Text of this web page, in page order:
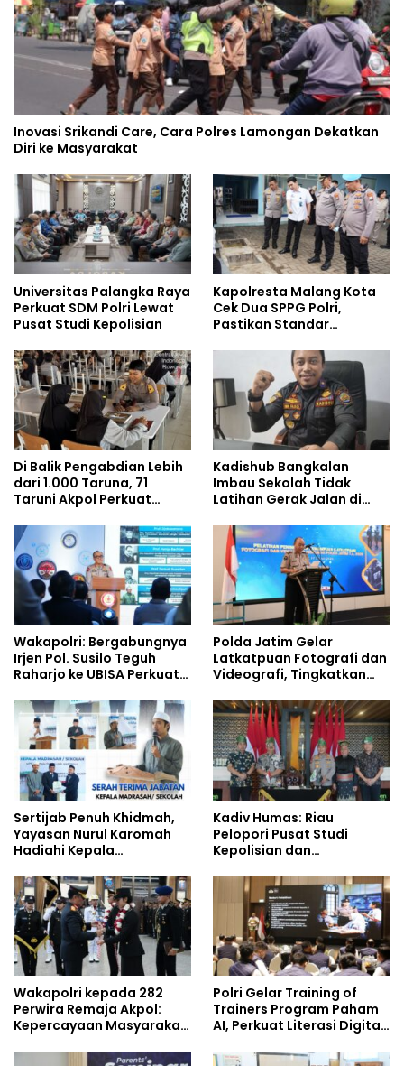
Inovasi Srikandi Care, Cara Polres Lamongan Dekatkan
Diri ke Masyarakat
Universitas Palangka Raya
Perkuat SDM Polri Lewat
Pusat Studi Kepolisian
Kapolresta Malang Kota
Cek Dua SPPG Polri,
Pastikan Standar
Pengelolaan Limbah
Berjalan Optimal
Di Balik Pengabdian Lebih
dari 1.000 Taruna, 71
Taruni Akpol Perkuat
Siswa Sekolah Rakyat
Kadishub Bangkalan
Imbau Sekolah Tidak
Latihan Gerak Jalan di
Wakapolri: Bergabungnya
Irjen Pol. Susilo Teguh
Raharjo ke UBISA Perkuat
Studi Kepolisian
Polda Jatim Gelar
Latkatpuan Fotografi dan
Videografi, Tingkatkan
Era Digital
Sertijab Penuh Khidmah,
Yayasan Nurul Karomah
Hadiahi Kepala
Umrah
Kadiv Humas: Riau
Pelopori Pusat Studi
Kepolisian dan
Policing Masuki Babak
Wakapolri kepada 282
Perwira Remaja Akpol:
Kepercayaan Masyarakat
Polri Gelar Training of
Trainers Program Paham
AI, Perkuat Literasi Digital